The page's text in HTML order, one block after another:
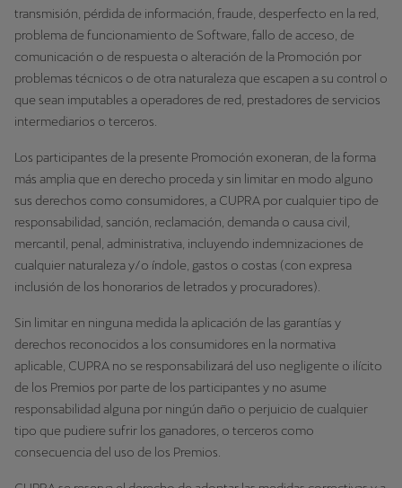
transmisión, pérdida de información, fraude, desperfecto en la red,
problema de funcionamiento de Software, fallo de acceso, de
comunicación o de respuesta o alteración de la Promoción por
problemas técnicos o de otra naturaleza que escapen a su control o
que sean imputables a operadores de red, prestadores de servicios
intermediarios o terceros.
Los participantes de la presente Promoción exoneran, de la forma
más amplia que en derecho proceda y sin limitar en modo alguno
sus derechos como consumidores, a CUPRA por cualquier tipo de
responsabilidad, sanción, reclamación, demanda o causa civil,
mercantil, penal, administrativa, incluyendo indemnizaciones de
cualquier naturaleza y/o índole, gastos o costas (con expresa
inclusión de los honorarios de letrados y procuradores).
Sin limitar en ninguna medida la aplicación de las garantías y
derechos reconocidos a los consumidores en la normativa
aplicable, CUPRA no se responsabilizará del uso negligente o ilícito
de los Premios por parte de los participantes y no asume
responsabilidad alguna por ningún daño o perjuicio de cualquier
tipo que pudiere sufrir los ganadores, o terceros como
consecuencia del uso de los Premios.